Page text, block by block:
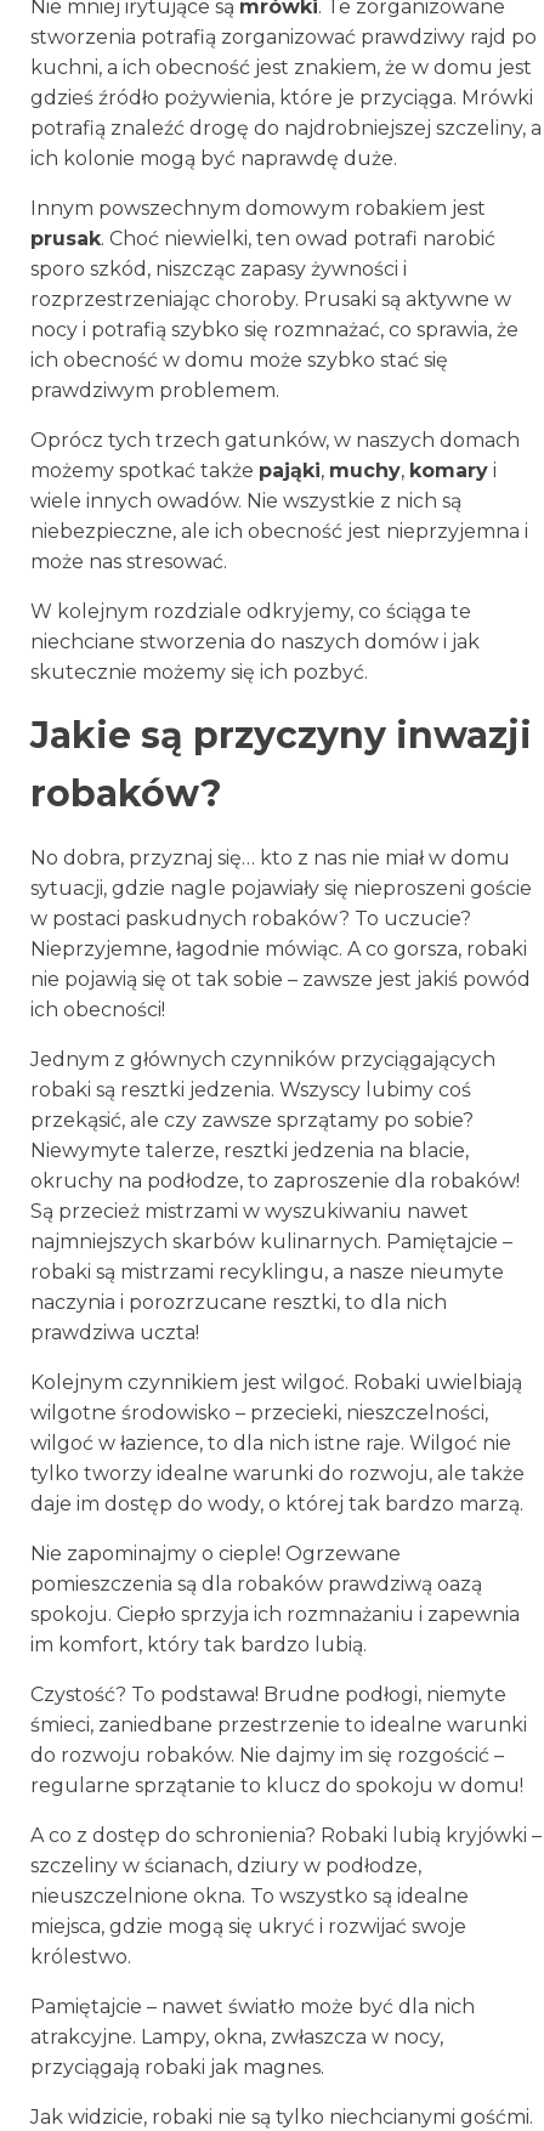
Nie mniej irytujące są mrówki. Te zorganizowane
stworzenia potrafią zorganizować prawdziwy rajd po
kuchni, a ich obecność jest znakiem, że w domu jest
gdzieś źródło pożywienia, które je przyciąga. Mrówki
potrafią znaleźć drogę do najdrobniejszej szczeliny, a
ich kolonie mogą być naprawdę duże.
Innym powszechnym domowym robakiem jest
prusak. Choć niewielki, ten owad potrafi narobić
sporo szkód, niszcząc zapasy żywności i
rozprzestrzeniając choroby. Prusaki są aktywne w
nocy i potrafią szybko się rozmnażać, co sprawia, że
ich obecność w domu może szybko stać się
prawdziwym problemem.
Oprócz tych trzech gatunków, w naszych domach
możemy spotkać także pająki, muchy, komary i
wiele innych owadów. Nie wszystkie z nich są
niebezpieczne, ale ich obecność jest nieprzyjemna i
może nas stresować.
W kolejnym rozdziale odkryjemy, co ściąga te
niechciane stworzenia do naszych domów i jak
skutecznie możemy się ich pozbyć.
Jakie są przyczyny inwazji
robaków?
No dobra, przyznaj się… kto z nas nie miał w domu
sytuacji, gdzie nagle pojawiały się nieproszeni goście
w postaci paskudnych robaków? To uczucie?
Nieprzyjemne, łagodnie mówiąc. A co gorsza, robaki
nie pojawią się ot tak sobie – zawsze jest jakiś powód
ich obecności!
Jednym z głównych czynników przyciągających
robaki są resztki jedzenia. Wszyscy lubimy coś
przekąsić, ale czy zawsze sprzątamy po sobie?
Niewymyte talerze, resztki jedzenia na blacie,
okruchy na podłodze, to zaproszenie dla robaków!
Są przecież mistrzami w wyszukiwaniu nawet
najmniejszych skarbów kulinarnych. Pamiętajcie –
robaki są mistrzami recyklingu, a nasze nieumyte
naczynia i porozrzucane resztki, to dla nich
prawdziwa uczta!
Kolejnym czynnikiem jest wilgoć. Robaki uwielbiają
wilgotne środowisko – przecieki, nieszczelności,
wilgoć w łazience, to dla nich istne raje. Wilgoć nie
tylko tworzy idealne warunki do rozwoju, ale także
daje im dostęp do wody, o której tak bardzo marzą.
Nie zapominajmy o cieple! Ogrzewane
pomieszczenia są dla robaków prawdziwą oazą
spokoju. Ciepło sprzyja ich rozmnażaniu i zapewnia
im komfort, który tak bardzo lubią.
Czystość? To podstawa! Brudne podłogi, niemyte
śmieci, zaniedbane przestrzenie to idealne warunki
do rozwoju robaków. Nie dajmy im się rozgościć –
regularne sprzątanie to klucz do spokoju w domu!
A co z dostęp do schronienia? Robaki lubią kryjówki –
szczeliny w ścianach, dziury w podłodze,
nieuszczelnione okna. To wszystko są idealne
miejsca, gdzie mogą się ukryć i rozwijać swoje
królestwo.
Pamiętajcie – nawet światło może być dla nich
atrakcyjne. Lampy, okna, zwłaszcza w nocy,
przyciągają robaki jak magnes.
Jak widzicie, robaki nie są tylko niechcianymi gośćmi.